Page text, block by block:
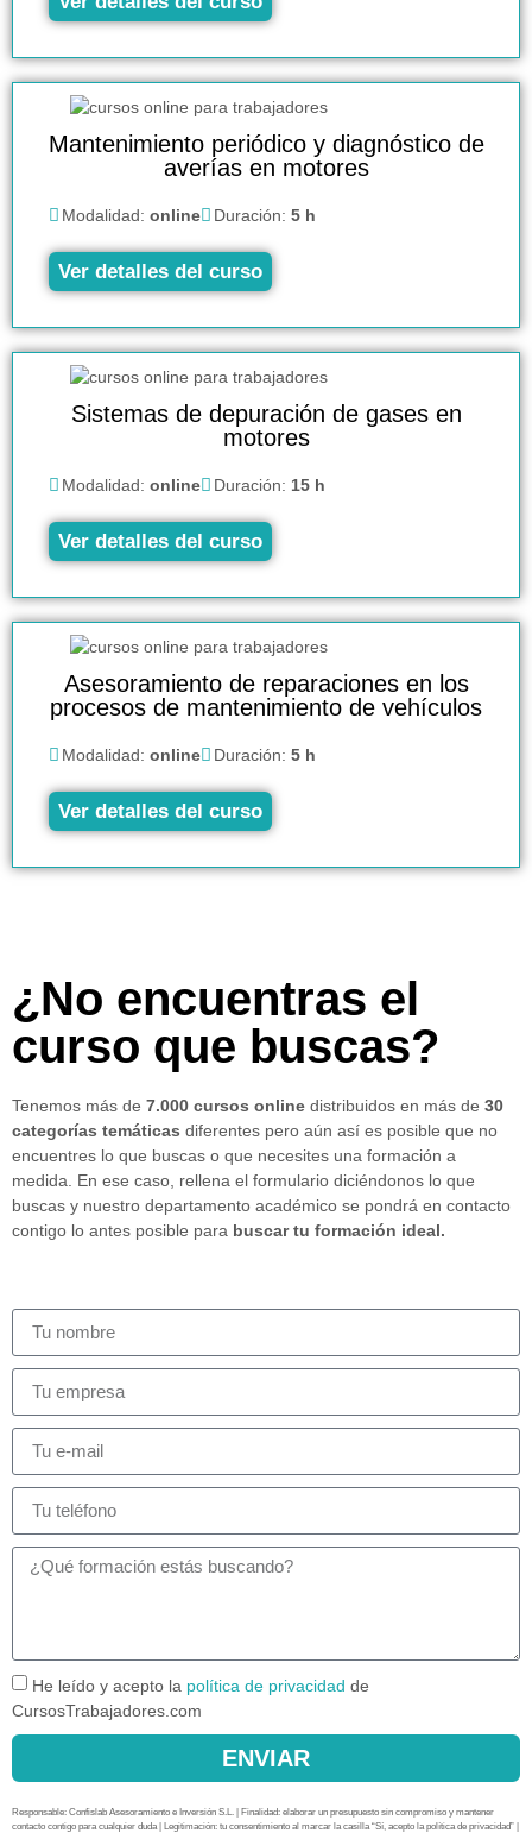
Mantenimiento periódico y diagnóstico de
averías en motores
Modalidad: online Duración: 5 h
Ver detalles del curso
Sistemas de depuración de gases en
motores
Modalidad: online Duración: 15 h
Ver detalles del curso
Asesoramiento de reparaciones en los
procesos de mantenimiento de vehículos
Modalidad: online Duración: 5 h
Ver detalles del curso
¿No encuentras el
curso que buscas?
Tenemos más de 7.000 cursos online distribuidos en más de 30
categorías temáticas diferentes pero aún así es posible que no
encuentres lo que buscas o que necesites una formación a
medida. En ese caso, rellena el formulario diciéndonos lo que
buscas y nuestro departamento académico se pondrá en contacto
contigo lo antes posible para buscar tu formación ideal.
He leído y acepto la política de privacidad de
CursosTrabajadores.com
ENVIAR
Responsable: Confislab Asesoramiento e Inversión S.L. | Finalidad: elaborar un presupuesto sin compromiso y mantener
contacto contigo para cualquier duda | Legitimación: tu consentimiento al marcar la casilla “Sí, acepto la política de privacidad” |